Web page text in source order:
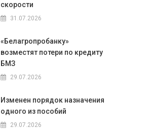
скорости
31.07.2026
«Белагропробанку»
возместят потери по кредиту
БМЗ
29.07.2026
Изменен порядок назначения
одного из пособий
29.07.2026